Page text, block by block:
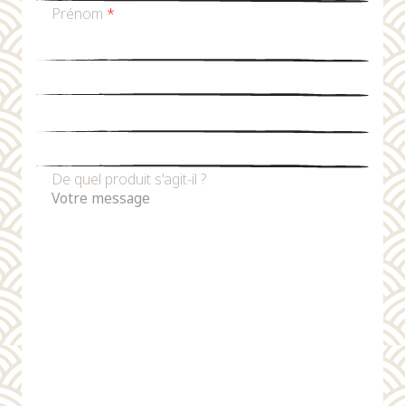
Prénom *
De quel produit s'agit-il ?